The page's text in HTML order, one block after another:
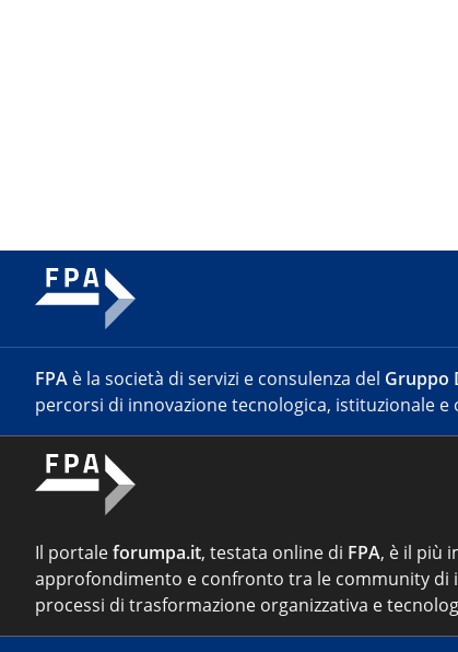
FPA è la società di servizi e consulenza del Gruppo
percorsi di innovazione tecnologica, istituzionale e
Il portaleforumpa.it, testata online di FPA, è il più
approfondimento e confronto tra le community di
processi di trasformazione organizzativa e